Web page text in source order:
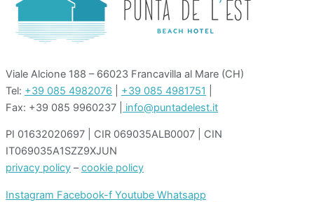
Viale Alcione 188 – 66023 Francavilla al Mare (CH)
Tel: +39 085 4982076 +39 085 4981751
Fax: +39 085 9960237 |
info@puntadelest.it
PI 01632020697 | CIR 069035ALB0007 | CIN
IT069035A1SZZ9XJUN
privacy policy –cookie policy
Instagram Facebook-f Youtube Whatsapp